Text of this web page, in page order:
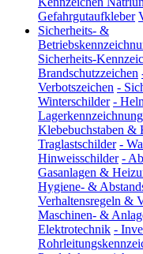
Gefahrgutaufkleber
Sicherheits- &
Sicherheits-
Brandschutzzeichen
Verbotszeichen -
Winterschilder -
Lagerkennzeichnung
Klebebuchstaben &
Traglastschilder -
Hinweisschilder -
Gasanlagen &
Hygiene- &
Verhaltensregeln &
Maschinen- &
Elektrotechnik -